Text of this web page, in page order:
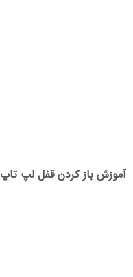
آموزش باز کردن قفل لپ تاپ